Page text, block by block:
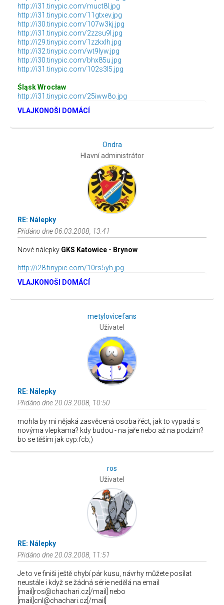
http://i31.tinypic.com/muct8l.jpg
http://i31.tinypic.com/11gtxev.jpg
http://i30.tinypic.com/107w3kj.jpg
http://i31.tinypic.com/2zzsu9l.jpg
http://i29.tinypic.com/1zzkxlh.jpg
http://i32.tinypic.com/wt9lyw.jpg
http://i30.tinypic.com/bhx85u.jpg
http://i31.tinypic.com/102s3l5.jpg
Śląsk Wrocław
http://i31.tinypic.com/25iww8o.jpg
VLAJKONOŠI DOMÁCÍ
Ondra
Hlavní administrátor
RE: Nálepky
Přidáno dne 06.03.2008, 13:41
Nové nálepky GKS Katowice - Brynow
http://i28.tinypic.com/10rs5yh.jpg
VLAJKONOŠI DOMÁCÍ
metylovicefans
Uživatel
RE: Nálepky
Přidáno dne 20.03.2008, 10:50
mohla by mi nějaká zasvěcená osoba řéct, jak to vypadá s
novýma vlepkama? kdy budou - na jaře nebo až na podzim?
bo se těším jak cyp:fcb;)
ros
Uživatel
RE: Nálepky
Přidáno dne 20.03.2008, 11:51
Je to ve finiši ještě chybí pár kusu, návrhy můžete posílat
neustále i když se žádná série nedělá na email
[mail]ros@chachari.cz[/mail] nebo
[mail]cnl@chachari.cz[/mail]